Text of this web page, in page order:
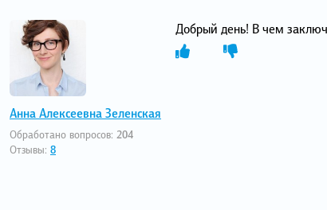
Анна Алексеевна Зеленская
Обработано вопросов: 204
Отзывы: 8
Добрый день! В чем